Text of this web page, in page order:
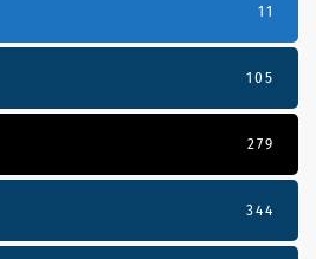
11
105
279
344